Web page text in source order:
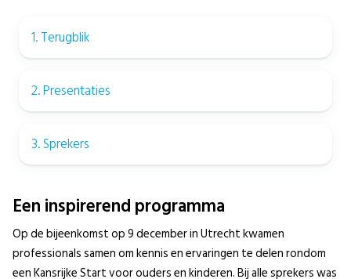
1. Terugblik
2. Presentaties
3. Sprekers
Een inspirerend programma
Op de bijeenkomst op 9 december in Utrecht kwamen
professionals samen om kennis en ervaringen te delen rondom
een Kansrijke Start voor ouders en kinderen. Bij alle sprekers was